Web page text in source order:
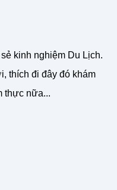
kinh nghiệm Du Lịch.
thích đi đây đó khám
thực nữa...